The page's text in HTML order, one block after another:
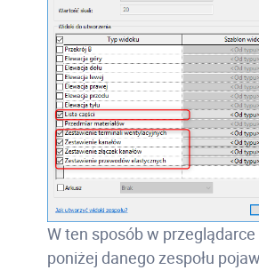
W ten sposób w
poniżej danego zespołu